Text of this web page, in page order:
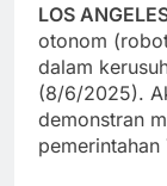
LOS
otonom
dalam
(8/6/2025).
demonstran
pemerintahan